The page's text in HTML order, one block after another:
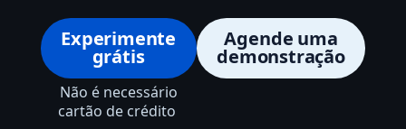
Experimente
grátis
Não é necessário
cartão de crédito
Agende uma
demonstração